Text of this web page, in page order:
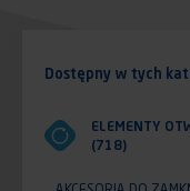
Dostępny w tych
ELEMENTY
(718)